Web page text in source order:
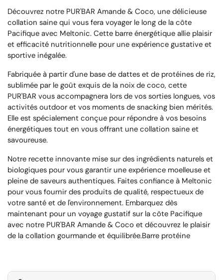
Découvrez notre PUR'BAR Amande & Coco, une délicieuse
collation saine qui vous fera voyager le long de la côte
Pacifique avec Meltonic. Cette barre énergétique allie plaisir
et efficacité nutritionnelle pour une expérience gustative et
sportive inégalée.
Fabriquée à partir d'une base de dattes et de protéines de riz,
sublimée par le goût exquis de la noix de coco, cette
PUR'BAR vous accompagnera lors de vos sorties longues, vos
activités outdoor et vos moments de snacking bien mérités.
Elle est spécialement conçue pour répondre à vos besoins
énergétiques tout en vous offrant une collation saine et
savoureuse.
Notre recette innovante mise sur des ingrédients naturels et
biologiques pour vous garantir une expérience moelleuse et
pleine de saveurs authentiques. Faites confiance à Meltonic
pour vous fournir des produits de qualité, respectueux de
votre santé et de l'environnement. Embarquez dès
maintenant pour un voyage gustatif sur la côte Pacifique
avec notre PUR'BAR Amande & Coco et découvrez le plaisir
de la collation gourmande et équilibrée.Barre protéine